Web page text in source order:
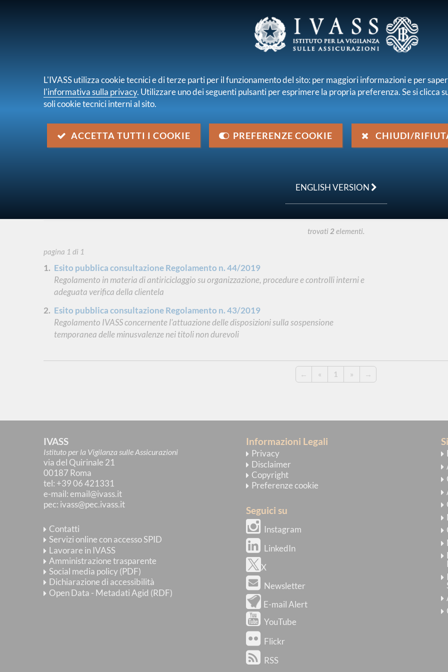
Risultati della ricerca
trovati 2elementi.
pagina 1 di 1
Esito pubblica consultazione Regolamento n. 44/2019
Regolamento in materia di antiriciclaggio su organizzazione, procedure e controlli interni e
adeguata verifica della clientela
Esito pubblica consultazione Regolamento n. 43/2019
Regolamento IVASS concernente l'attuazione delle disposizioni sulla sospensione
temporanea delle minusvalenze nei titoli non durevoli
← « 1 » →
IVASS
Istituto per la Vigilanza sulle Assicurazioni
via del Quirinale 21
00187 Roma
tel: +39 06 421331
e-mail:email@ivass.it
pec: ivass@pec.ivass.it
Contatti
Servizi online con accesso SPID
Lavorare in IVASS
Amministrazione trasparente
Social media policy (PDF)
Dichiarazione di accessibilità
Open Data - Metadati Agid (RDF)
Informazioni Legali
Privacy
Disclaimer
Copyright
Preferenze cookie
Seguici su
Instagram
LinkedIn
X
Newsletter
E-mail Alert
YouTube
Flickr
RSS
L'IVASS utilizza cookie tecnici e di terze parti per il funzionamento del sito: per maggiori informazioni e per
l'informativa sulla privacy. Utilizzare uno dei seguenti pulsanti per esprimere la propria preferenza. Se si clicca
soli cookie tecnici interni al sito.
ACCETTA TUTTI I COOKIE PREFERENZE COOKIE CHIUDI/
ENGLISH VERSION